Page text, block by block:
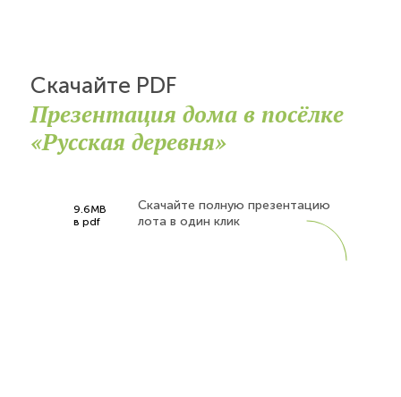
Скачайте PDF
Презентация дома в посёлке
«Русская деревня»
9.6MB
в pdf
Скачайте полную презентацию
лота в один клик